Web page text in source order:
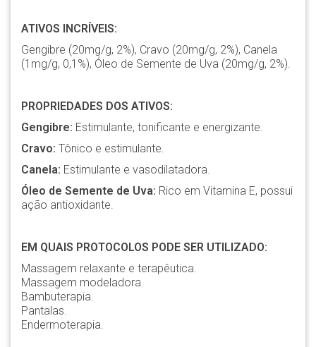
ATIVOS INCRÍVEIS:
Gengibre (20mg/g, 2%), Cravo (20mg/g, 2%), Canela
(1mg/g, 0,1%), Óleo de Semente de Uva (20mg/g, 2%).
PROPRIEDADES DOS ATIVOS:
Gengibre: Estimulante, tonificante e energizante.
Cravo: Tônico e estimulante.
Canela: Estimulante e vasodilatadora.
Óleo de Semente de Uva: Rico em Vitamina E, possui
ação antioxidante.
EM QUAIS PROTOCOLOS PODE SER UTILIZADO:
Massagem relaxante e terapêutica.
Massagem modeladora.
Bambuterapia.
Pantalas.
Endermoterapia.